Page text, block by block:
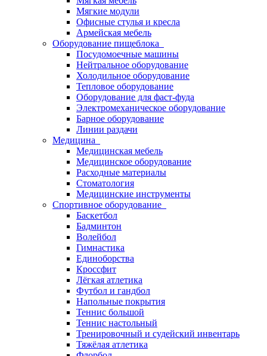
Мягкие модули
Офисные стулья и кресла
Армейская мебель
Оборудование пищеблока
Посудомоечные машины
Нейтральное оборудование
Холодильное оборудование
Тепловое оборудование
Оборудование для фаст-фуда
Электромеханическое оборудование
Барное оборудование
Линии раздачи
Медицина
Медицинская мебель
Медицинское оборудование
Расходные материалы
Стоматология
Медицинские инструменты
Спортивное оборудование
Баскетбол
Бадминтон
Волейбол
Гимнастика
Единоборства
Кроссфит
Лёгкая атлетика
Футбол и гандбол
Напольные покрытия
Теннис большой
Теннис настольный
Тренировочный и судейский инвентарь
Тяжёлая атлетика